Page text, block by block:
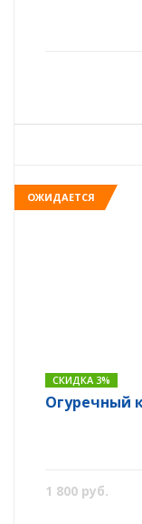
ОЖИДАЕТСЯ
СКИДКА 3%
Огуречный
1 800 руб.